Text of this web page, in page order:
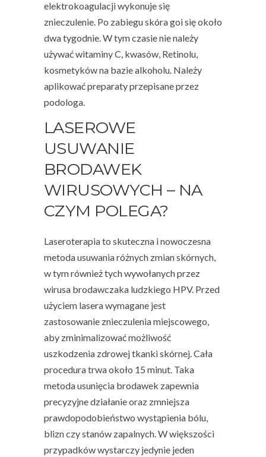
elektrokoagulacji wykonuje się
znieczulenie. Po zabiegu skóra goi się około
dwa tygodnie. W tym czasie nie należy
używać witaminy C, kwasów, Retinolu,
kosmetyków na bazie alkoholu. Należy
aplikować preparaty przepisane przez
podologa.
LASEROWE
USUWANIE
BRODAWEK
WIRUSOWYCH – NA
CZYM POLEGA?
Laseroterapia to skuteczna i nowoczesna
metoda usuwania różnych zmian skórnych,
w tym również tych wywołanych przez
wirusa brodawczaka ludzkiego HPV. Przed
użyciem lasera wymagane jest
zastosowanie znieczulenia miejscowego,
aby zminimalizować możliwość
uszkodzenia zdrowej tkanki skórnej. Cała
procedura trwa około 15 minut. Taka
metoda usunięcia brodawek zapewnia
precyzyjne działanie oraz zmniejsza
prawdopodobieństwo wystąpienia bólu,
blizn czy stanów zapalnych. W większości
przypadków wystarczy jedynie jeden